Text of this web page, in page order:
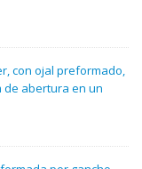
con ojal preformado,
de abertura en un